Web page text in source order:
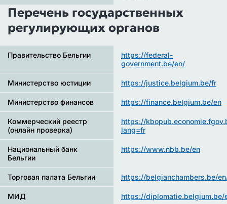
Перечень государственных
регулирующих органов
Правительство Бельгии
https://federal-
government.be/en/
Министерство юстиции https://justice.belgium.be/fr
Министерство финансов https://finance.belgium.be/en
Коммерческий реестр
(онлайн проверка)
https://
lang=fr
Национальный банк
Бельгии
https://www.nbb.be/en
Торговая палата Бельгии https://belgianchambers.be/
МИД https://diplomatie.belgium.be/